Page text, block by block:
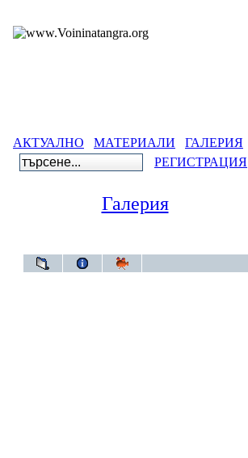
АКТУАЛНО МАТЕРИАЛИ ГАЛЕРИЯ
РЕГИСТРАЦИЯ
Галерия